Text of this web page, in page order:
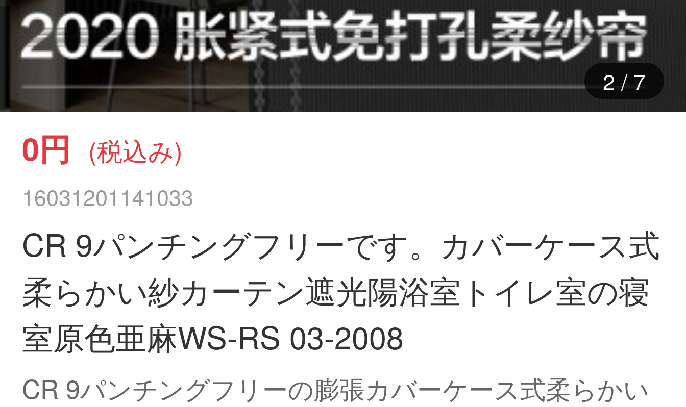
2 / 7
0円 (税込み)
16031201141033
CR 9パンチングフリーです。カバーケース式
柔らかい紗カーテン遮光陽浴室トイレ室の寝
室原色亜麻WS-RS 03-2008
CR 9パンチングフリーの膨張カバーケース式柔らかい